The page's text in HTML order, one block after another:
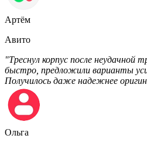
Артём
Авито
"Треснул корпус после неудачной
быстро, предложили варианты
Получилось даже надежнее
Ольга